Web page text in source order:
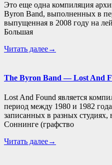
Это еще одна компиляция
Byron Band, выполненных в
выпущенная в 2008 году на
Большая
Читать далее→
The Byron Band — Lost And
Lost And Found является
период между 1980 и 1982
записанных в разных
Соннинге (графство
Читать далее→